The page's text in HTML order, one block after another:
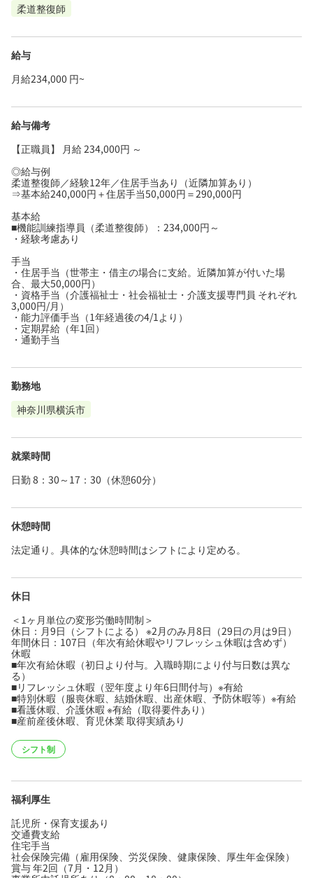
柔道整復師
給与
月給234,000 円~
給与備考
【正職員】 月給 234,000円 ～
◎給与例
柔道整復師／経験12年／住居手当あり（近隣加算あり）
⇒基本給240,000円＋住居手当50,000円＝290,000円
基本給
■機能訓練指導員（柔道整復師）：234,000円～
・経験考慮あり
手当
・住居手当（世帯主・借主の場合に支給。近隣加算が付いた場
合、最大50,000円）
・資格手当（介護福祉士・社会福祉士・介護支援専門員 それぞれ
3,000円/月）
・能力評価手当（1年経過後の4/1より）
・定期昇給（年1回）
・通勤手当
勤務地
神奈川県横浜市
就業時間
日勤 8：30～17：30（休憩60分）
休憩時間
法定通り。具体的な休憩時間はシフトにより定める。
休日
＜1ヶ月単位の変形労働時間制＞
休日：月9日（シフトによる） ※2月のみ月8日（29日の月は9日）
年間休日：107日（年次有給休暇やリフレッシュ休暇は含めず）
休暇
■年次有給休暇（初日より付与。入職時期により付与日数は異な
る）
■リフレッシュ休暇（翌年度より年6日間付与）※有給
■特別休暇（服喪休暇、結婚休暇、出産休暇、予防休暇等）※有給
■看護休暇、介護休暇 ※有給（取得要件あり）
■産前産後休暇、育児休業 取得実績あり
シフト制
福利厚生
託児所・保育支援あり
交通費支給
住宅手当
社会保険完備（雇用保険、労災保険、健康保険、厚生年金保険）
賞与 年2回（7月・12月）